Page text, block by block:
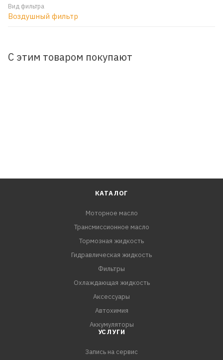
Вид фильтра
Воздушный фильтр
С этим товаром покупают
КАТАЛОГ
Моторное масло
Трансмиссионное масло
Тормозная жидкость
Гидравлическая жидкость
Фильтры
Охлаждающая жидкость
Аксессуары
Автохимия
Аккумуляторы
УСЛУГИ
Запись на сервис